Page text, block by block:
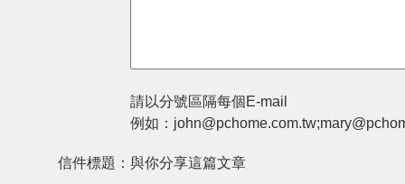
請以分號區隔每個E-mail
例如：
信件標題： 與你分享這篇文章